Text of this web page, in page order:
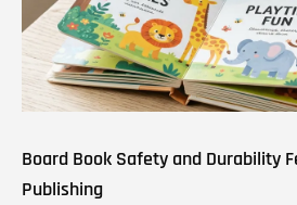
Board Book Safety and Durability
Publishing